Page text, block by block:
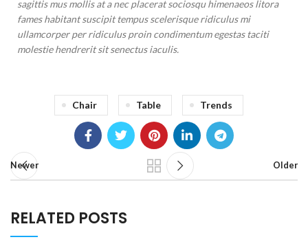
sagittis mus mollis at a nec placerat sociosqu himenaeos litora
fames habitant suscipit tempus scelerisque ridiculus mi
ullamcorper per ridiculus proin condimentum egestas taciti
molestie hendrerit sit senectus iaculis.
Chair Table Trends
Newer Older
RELATED POSTS